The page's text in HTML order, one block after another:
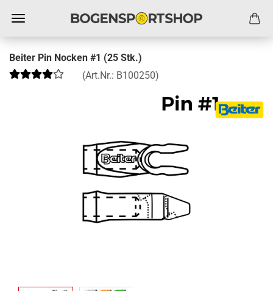
Beiter Pin Nocken #1 (25 Stk.)
(Art.Nr.: B100250)